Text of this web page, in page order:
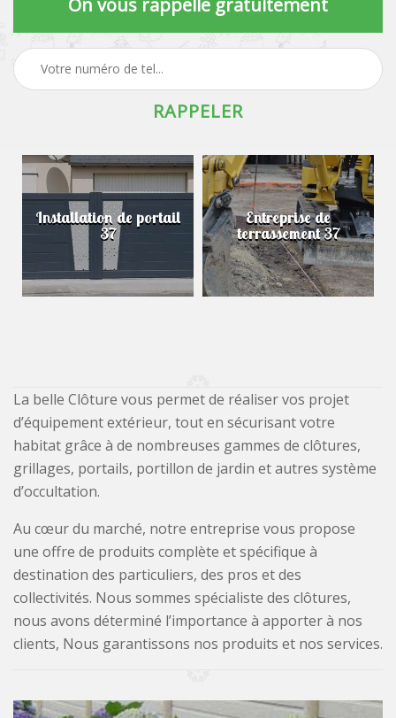
On vous rappelle gratuitement
Installation de portail
37
Entreprise de
terrassement 37
La belle Clôture vous permet de réaliser vos projet
d’équipement extérieur, tout en sécurisant votre
habitat grâce à de nombreuses gammes de clôtures,
grillages, portails, portillon de jardin et autres système
d’occultation.
Au cœur du marché, notre entreprise vous propose
une offre de produits complète et spécifique à
destination des particuliers, des pros et des
collectivités. Nous sommes spécialiste des clôtures,
nous avons déterminé l’importance à apporter à nos
clients, Nous garantissons nos produits et nos services.